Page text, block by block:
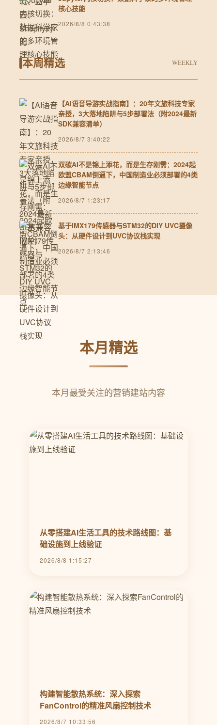
核心技能
2026/8/8 0:43:38
本周精选 WEEKLY
【AI语音导游实战指南】：20年文旅科技专家
亲授，3大落地陷阱与5步部署法（附2024最新
SDK兼容清单）
2026/8/7 3:40:22
双碳AI不是锦上添花，而是生存刚需：2024起
欧盟CBAM倒逼下，中国制造业必须部署的4类
边缘智能节点
2026/8/7 1:23:17
基于IMX179传感器与STM32的DIY UVC摄像
头：从硬件设计到UVC协议栈实现
2026/8/7 2:13:46
本月精选
本月最受关注的营销建站内容
从零搭建AI生活工具的技术路线图：基
础设施到上线验证
2026/8/8 1:15:27
构建智能散热系统：深入探索
FanControl的精准风扇控制技术
2026/8/7 10:33:56